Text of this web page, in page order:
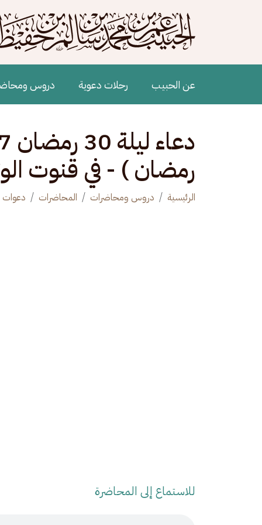
Main navigation
عن الحبيب رحلات دعوية دروس
رمضان ) - في قنوت
الرئيسية دروس ومحاضرات المحاضرات
للاستماع إلى المحاضرة